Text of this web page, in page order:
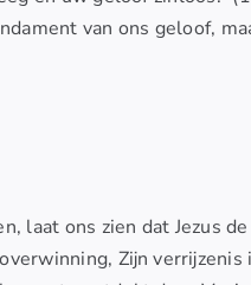
van ons geloof,
laat ons zien dat Jezus
Zijn